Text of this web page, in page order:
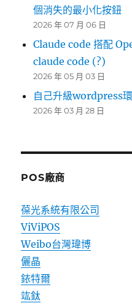
個消失的最小化按鈕
2026 年 07 月 06 日
Claude code 搭配
claude code (?)
2026 年 05 月 03 日
自己升級wordpress
2026 年 03 月 28 日
POS廠商
葆光系統有限公司
ViViPOS
Weibo台灣瑋博
儷晶
銥特爾
竑鈦